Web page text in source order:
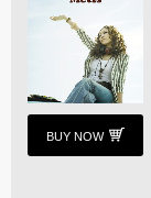
BUY NOW